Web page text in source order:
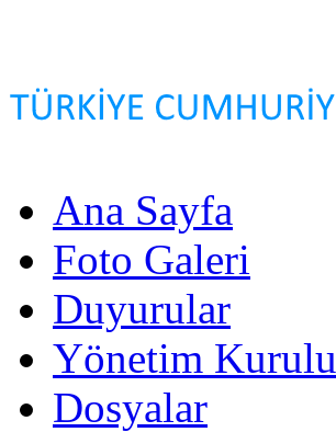
Ana Sayfa
Foto Galeri
Duyurular
Yönetim Kurulu
Dosyalar